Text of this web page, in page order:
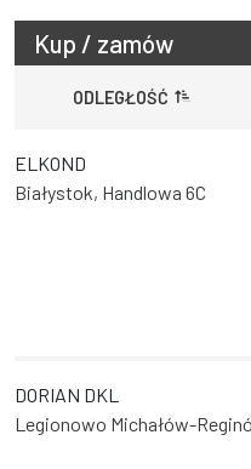
Kup / zamów
ODLEGŁOŚĆ
ELKOND
Białystok, Handlowa 6C
DORIAN DKL
Legionowo Michałów-